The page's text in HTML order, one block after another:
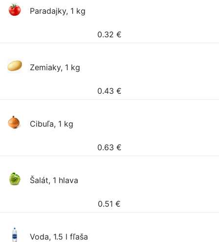
Paradajky, 1 kg
0.32 €
Zemiaky, 1 kg
0.43 €
Cibuľa, 1 kg
0.63 €
Šalát, 1 hlava
0.51 €
Voda, 1.5 l fľaša